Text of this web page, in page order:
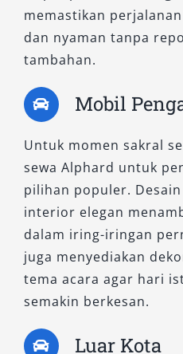
unggul dengan sistem
lega, serta performa
untuk lepas kunci atau
6. Alphard 2.5L G
Tipe G dikenal dengan
dan sentuhan elegan
seat berlapis kulit,
serta desain
kenyamanan selama
Alphard hitam dan
untuk acara resmi atau
memastikan
dan nyaman tanpa
tambahan.
Mobil
Untuk momen sakral
sewa Alphard untuk
pilihan populer.
interior elegan
dalam iring-iringan
juga menyediakan
tema acara agar hari
semakin berkesan.
Luar Kota